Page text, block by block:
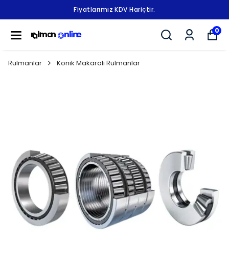
Fiyatlarımız KDV Hariçtir.
0
Rulmanlar Konik Makaralı Rulmanlar